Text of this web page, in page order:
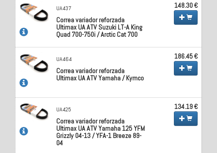
UA437
Correa variador reforzada
Ultimax UA ATV Suzuki LT-A King
Quad 700-750i / Arctic Cat 700
148.30 €
UA464
Correa variador reforzada
Ultimax UA ATV Yamaha / Kymco
186.45 €
UA425
Correa variador reforzada
Ultimax UA ATV Yamaha 125 YFM
Grizzly 04-13 / YFA-1 Breeze 89-
04
134.19 €